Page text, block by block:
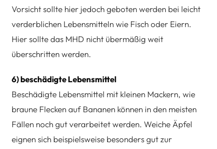
Vorsicht sollte hier jedoch geboten werden bei leicht
verderblichen Lebensmitteln wie Fisch oder Eiern.
Hier sollte das MHD nicht übermäßig weit
überschritten werden.
6) beschädigte Lebensmittel
Beschädigte Lebensmittel mit kleinen Mackern, wie
braune Flecken auf Bananen können in den meisten
Fällen noch gut verarbeitet werden. Weiche Äpfel
eignen sich beispielsweise besonders gut zur